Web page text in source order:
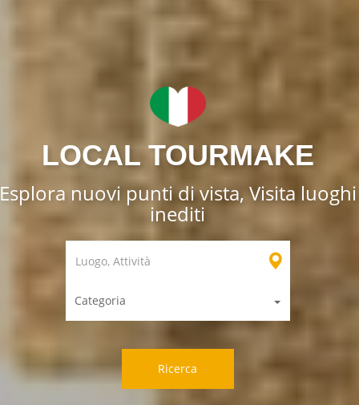
LOCAL TOURMAKE
nuovi punti di vista, Visita luoghi
inediti
Categoria
Ricerca